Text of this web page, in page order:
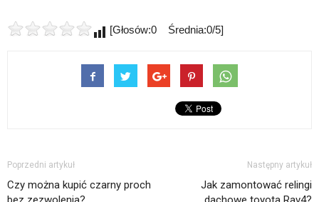
[Głosów:0 Średnia:0/5]
Poprzedni artykuł
Czy można kupić czarny proch
Następny artykuł
Jak zamontować relingi